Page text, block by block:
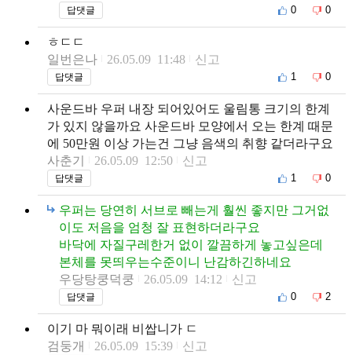
답댓글 0 0
ㅎㄷㄷ
일번은나
26.05.09 11:48 신고
답댓글 1 0
사운드바 우퍼 내장 되어있어도 울림통 크기의 한계
가 있지 않을까요 사운드바 모양에서 오는 한계 때문
에 50만원 이상 가는건 그냥 음색의 취향 같더라구요
사춘기
26.05.09 12:50 신고
답댓글 1 0
우퍼는 당연히 서브로 빼는게 훨씬 좋지만 그거없
이도 저음을 엄청 잘 표현하더라구요
바닥에 자질구레한거 없이 깔끔하게 놓고싶은데
본체를 못띄우는수준이니 난감하긴하네요
우당탕쿵덕쿵
26.05.09 14:12 신고
답댓글 0 2
이기 마 뭐이래 비쌉니가 ㄷ
검둥개
26.05.09 15:39 신고